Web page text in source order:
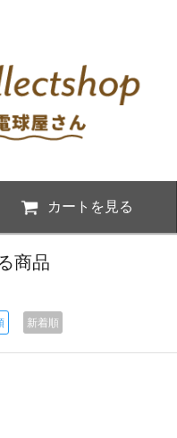
カートを見る
商品
新着順